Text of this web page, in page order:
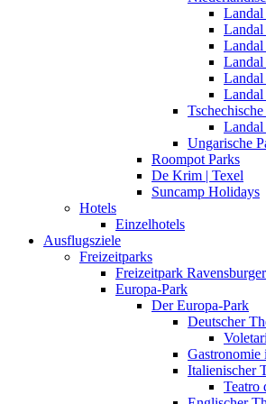
Landal
Landal
Landal
Landal
Landal
Ungarische
Roompot Parks
De Krim | Texel
Suncamp Holidays
Hotels
Einzelhotels
Ausflugsziele
Freizeitparks
Freizeitpark
Europa-Park
Der Europa-Park
Deutscher
Gastronomie
Italienischer
Teatro